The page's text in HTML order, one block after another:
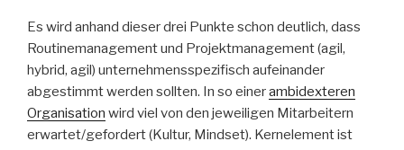
Es wird anhand dieser drei Punkte schon deutlich, dass
Routinemanagement und Projektmanagement (agil,
hybrid, agil) unternehmensspezifisch aufeinander
abgestimmt werden sollten. In so einerambidexteren
Organisation wird viel von den jeweiligen Mitarbeitern
erwartet/gefordert (Kultur, Mindset). Kernelement ist